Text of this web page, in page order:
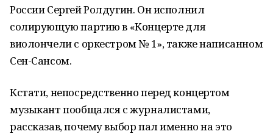
России Сергей Ролдугин. Он исполнил
солирующую партию в «Концерте для
виолончели с оркестром № 1», также написанном
Сен-Сансом.
Кстати, непосредственно перед концертом
музыкант пообщался с журналистами,
рассказав, почему выбор пал именно на это